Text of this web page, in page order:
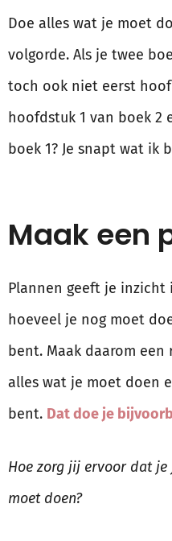
Doe alles wat je moet
volgorde. Als je twee
toch ook niet eerst
hoofdstuk 1 van boek 2
boek 1? Je snapt wat ik
Maak een
Plannen geeft je
hoeveel je nog moet
bent. Maak daarom
alles wat je moet doen
bent. Dat doe je
Hoe zorg jij ervoor dat
moet doen?